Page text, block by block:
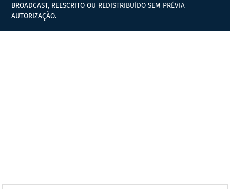
BROADCAST, REESCRITO OU REDISTRIBUÍDO SEM PRÉVIA
AUTORIZAÇÃO.